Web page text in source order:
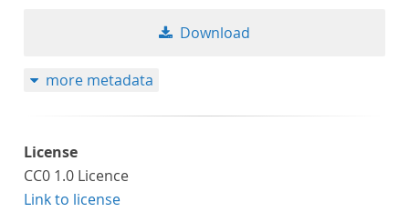
Download
more metadata
License
CC0 1.0 Licence
Link to license